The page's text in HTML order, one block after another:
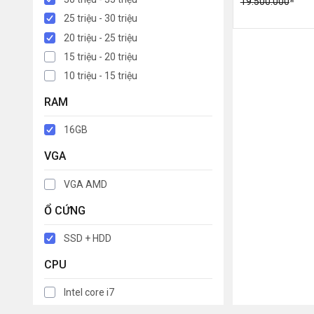
25 triệu - 30 triệu
20 triệu - 25 triệu
15 triệu - 20 triệu
10 triệu - 15 triệu
RAM
16GB
VGA
VGA AMD
Ổ CỨNG
SSD + HDD
CPU
Intel core i7